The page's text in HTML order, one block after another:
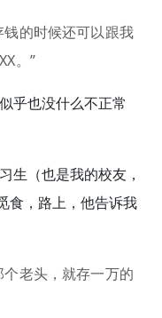
的时候还可以跟我
。”
乎也没什么不正常
生（也是我的校友，
食，路上，他告诉我
老头，就存一万的